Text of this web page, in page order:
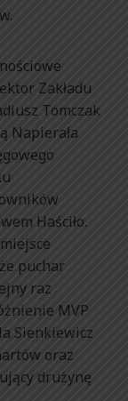
Zakładu
Tomczak
Napierała
Haściło.
puchar
raz
MVP
Sienkiewicz
oraz
drużynę